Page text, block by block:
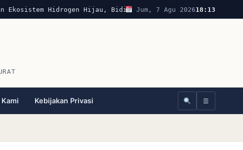
Ekosistem Hidrogen Hijau, Bidik Bahan Bakar Pesawat Rendah
Jum, 7 Agu 202618:13
Kebijakan Privasi ☰